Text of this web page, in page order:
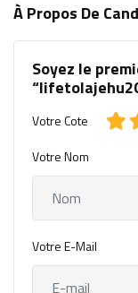
À Propos De
Soyez le
Votre Cote
Votre Nom
Votre E-Mail